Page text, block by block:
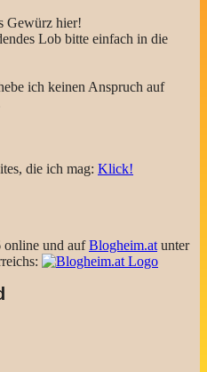
Gewürz hier!
Lob bitte einfach in die
ich keinen Anspruch auf
die ich mag: Klick!
online und aufBlogheim.at unter